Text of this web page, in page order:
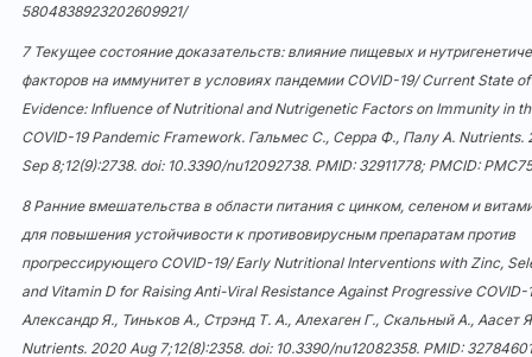
5804838923202609921/
7 Текущее состояние доказательств: влияние пищевых и
факторов на иммунитет в условиях пандемии COVID-19/ Current State of
Evidence: Influence of Nutritional and Nutrigenetic Factors on Immunity in
COVID-19 Pandemic Framework. Гальмес С., Серра Ф., Палу А. Nutrients.
Sep 8;12(9):2738. doi: 10.3390/nu12092738. PMID: 32911778; PMCID:
8 Ранние вмешательства в области питания с цинком, селеном и
для повышения устойчивости к противовирусным препаратам против
прогрессирующего COVID-19/ Early Nutritional Interventions with Zinc,
and Vitamin D for Raising Anti-Viral Resistance Against Progressive COVID-
Александр Я., Тиньков А., Стрэнд Т. А., Алехаген Г., Скальный А., Аасет
Nutrients. 2020 Aug 7;12(8):2358. doi: 10.3390/nu12082358. PMID: